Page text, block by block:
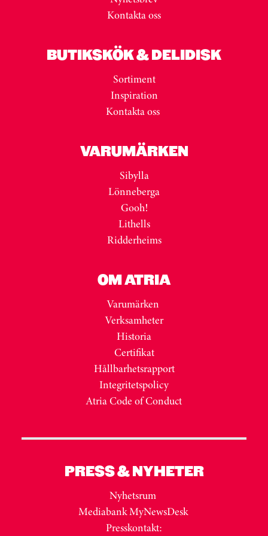
Kontakta oss
BUTIKSKÖK & DELIDISK
Sortiment
Inspiration
Kontakta oss
VARUMÄRKEN
Sibylla
Lönneberga
Gooh!
Lithells
Ridderheims
OM ATRIA
Varumärken
Verksamheter
Historia
Certifikat
Hållbarhetsrapport
Integritetspolicy
Atria Code of Conduct
PRESS & NYHETER
Nyhetsrum
Mediabank MyNewsDesk
Presskontakt: